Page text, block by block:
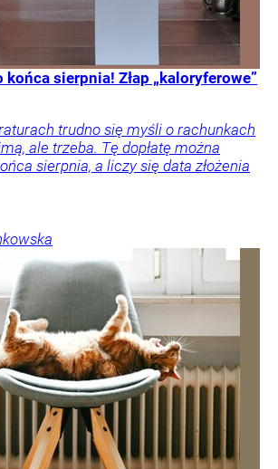
końca sierpnia! Złap „kaloryferowe”
trudno się myśli o rachunkach
ale trzeba. Tę dopłatę można
sierpnia, a liczy się data złożenia